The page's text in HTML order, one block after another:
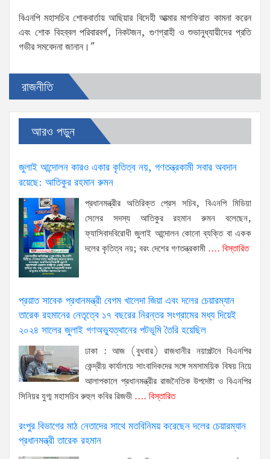
বিএনপি মহাসচিব শোকবার্তায় আছিয়ার বিদেহী আত্মার মাগফিরাত কামনা করেন
এবং শোক বিহব্বল পরিবারবর্গ, নিকটজন, গুণগ্রাহী ও শুভানুধ্যায়ীদের প্রতি
গভীর সমবেদনা জানান।”
রাজনীতি
আরও পড়ুন
জুলাই আন্দোলন কারও একার কৃতিত্ব নয়, গণতন্ত্রকামী সবার অবদান
রয়েছে: আতিকুর রহমান রুমন
প্রধানমন্ত্রীর অতিরিক্ত প্রেস সচিব, বিএনপি মিডিয়া
সেলের সদস্য আতিকুর রহমান রুমন বলেছেন,
ফ্যাসিবাদবিরোধী জুলাই আন্দোলন কোনো ব্যক্তি বা একক
দলের কৃতিত্ব নয়; বরং দেশের গণতন্ত্রকামী .... বিস্তারিত
প্রয়াত সাবেক প্রধানমন্ত্রী বেগম খালেদা জিয়া এবং দলের চেয়ারম্যান
তারেক রহমানের নেতৃত্বে ১৭ বছরের নিরন্তর সংগ্রামের মধ্য দিয়েই
২০২৪ সালের জুলাই গণঅভ্যুত্থানের পটভূমি তৈরি হয়েছিল
ঢাকা : আজ (বুধবার) রাজধানীর নয়াপল্টনে বিএনপির
কেন্দ্রীয় কার্যালয়ে সাংবাদিকদের সঙ্গে সমসাময়িক বিষয় নিয়ে
আলাপকালে প্রধানমন্ত্রীর রাজনৈতিক উপদেষ্টা ও বিএনপির
সিনিয়র যুগ্ম মহাসচিব রুহুল কবির রিজভী .... বিস্তারিত
রংপুর বিভাগের মাঠ নেতাদের সাথে মতবিনিময় করেছেন দলের চেয়ারম্যান
প্রধানমন্ত্রী তারেক রহমান